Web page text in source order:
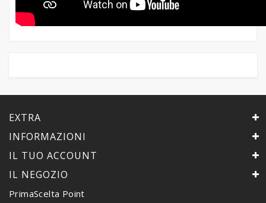
EXTRA
INFORMAZIONI
IL TUO ACCOUNT
IL NEGOZIO
PrimaScelta Point